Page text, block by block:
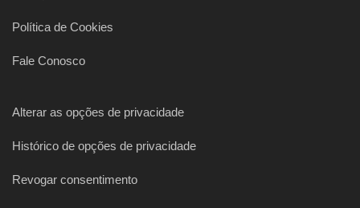
Política de Cookies
Fale Conosco
Alterar as opções de privacidade
Histórico de opções de privacidade
Revogar consentimento